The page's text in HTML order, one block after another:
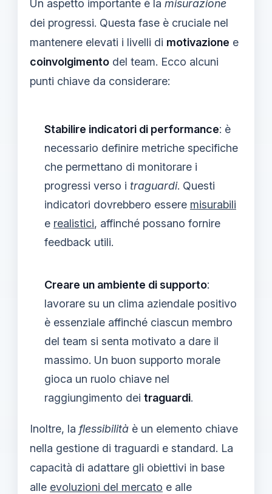
Un aspetto importante è la misurazione
dei progressi. Questa fase è cruciale nel
mantenere elevati i livelli di motivazione e
coinvolgimento del team. Ecco alcuni
punti chiave da considerare:
Stabilire indicatori di performance: è
necessario definire metriche specifiche
che permettano di monitorare i
progressi verso i traguardi. Questi
indicatori dovrebbero essere misurabili
e realistici, affinché possano fornire
feedback utili.
Creare un ambiente di supporto:
lavorare su un clima aziendale positivo
è essenziale affinché ciascun membro
del team si senta motivato a dare il
massimo. Un buon supporto morale
gioca un ruolo chiave nel
raggiungimento dei traguardi.
Inoltre, la flessibilità è un elemento chiave
nella gestione di traguardi e standard. La
capacità di adattare gli obiettivi in base
alle evoluzioni del mercato e alle